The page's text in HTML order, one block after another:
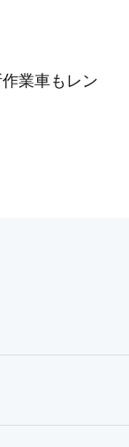
業車もレン